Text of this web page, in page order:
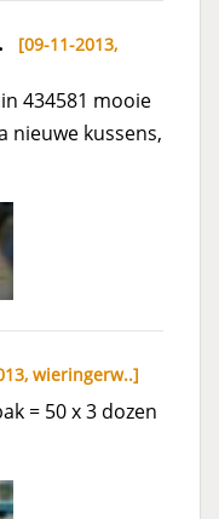
[09-11-2013,
434581 mooie
nieuwe kussens,
wieringerw..]
= 50 x 3 dozen